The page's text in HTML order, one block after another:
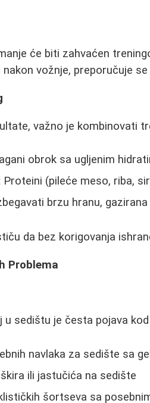
će biti zahvaćen
vožnje, preporučuje
važno je kombinovati
obrok sa ugljenim
Proteini (pileće meso, riba,
brzu hranu,
da bez korigovanja
Problema
u sedištu je česta pojava
navlaka za sedište sa
ili jastučića na sedište
šortseva sa